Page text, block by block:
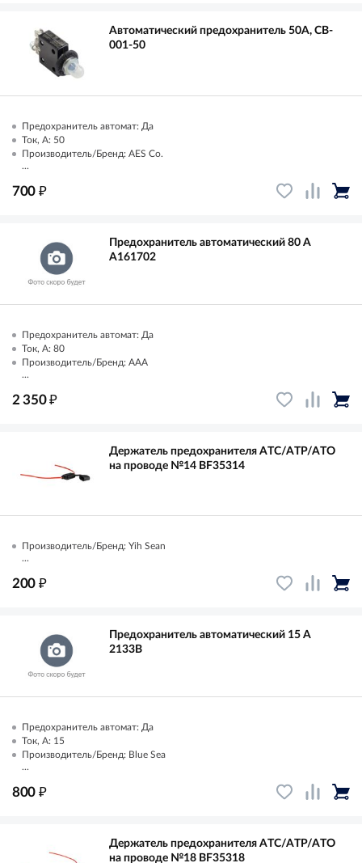
Автоматический предохранитель 50А, CB-
001-50
Предохранитель автомат: Да
Ток, А: 50
Производитель/Бренд: AES Co.
...
700 ₽
Предохранитель автоматический 80 А
A161702
Предохранитель автомат: Да
Ток, А: 80
Производитель/Бренд: AAA
...
2 350₽
Держатель предохранителя ATC/ATP/ATO
на проводе №14 BF35314
Производитель/Бренд: Yih Sean
...
200 ₽
Предохранитель автоматический 15 А
2133B
Предохранитель автомат: Да
Ток, А: 15
Производитель/Бренд: Blue Sea
...
800 ₽
Держатель предохранителя ATC/ATP/ATO
на проводе №18 BF35318